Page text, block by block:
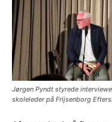
Jørgen Pyndt styrede
skoleleder på Frijsenborg